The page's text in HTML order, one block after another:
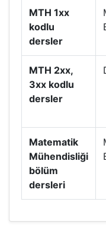
MTH 1xx
kodlu
dersler
MTH 2xx,
3xx kodlu
dersler
Matematik
Mühendisliği
bölüm
dersleri